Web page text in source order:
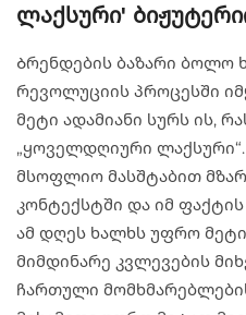
ლაქსური'
Ბრენდების ბაზარი ბოლო
რევოლუციის პროცესში
მეტი ადამიანი სურს ის,
„ყოველდღიური
მსოფლიო მასშტაბით
კონტექსტში და იმ
ამ დღეს ხალხს უფრო
მიმდინარე კვლევების
ჩართული